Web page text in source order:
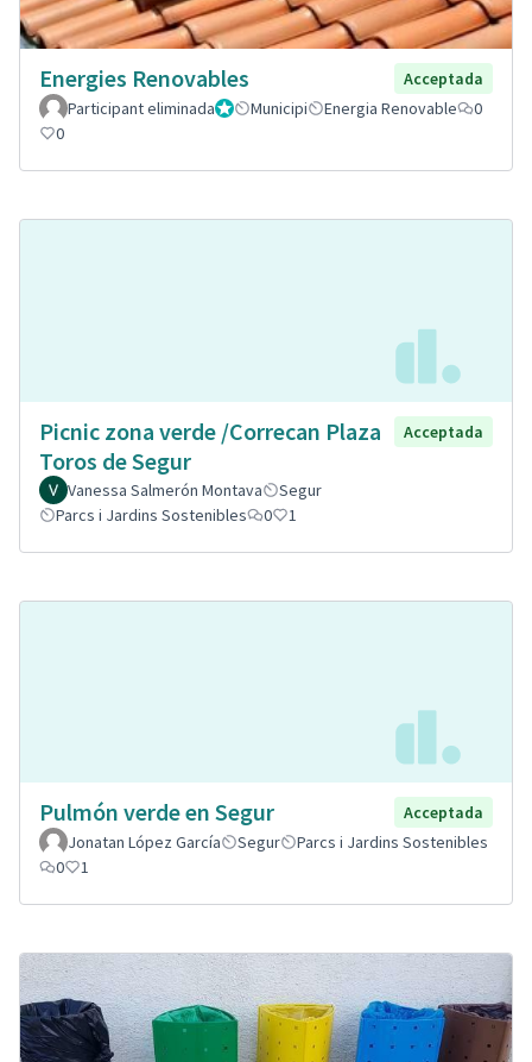
Energies Renovables
Acceptada
Participant eliminadaAdministrador
Municipi Energia Renovable
0
0
Picnic zona verde /Correcan Plaza
Toros de Segur
Acceptada
Vanessa Salmerón Montava
Segur
Parcs i Jardins Sostenibles
0 1
Pulmón verde en Segur
Acceptada
Jonatan López García
Segur
Parcs i Jardins Sostenibles
0
1